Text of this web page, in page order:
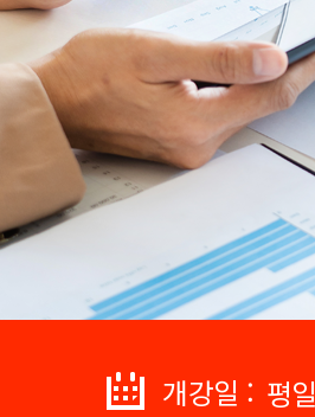
개강일 : 평일